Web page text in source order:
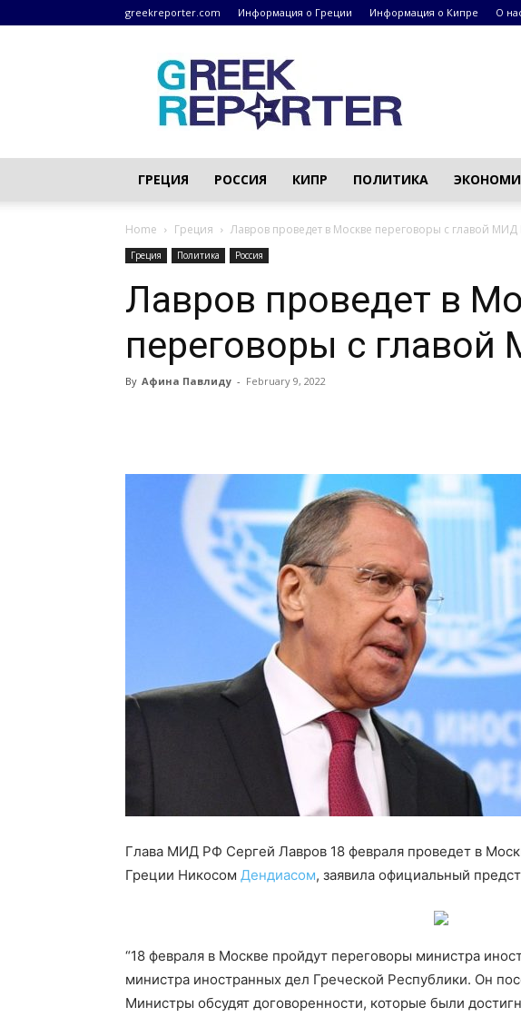
greekreporter.com Информация о Греции Информация о Кипре О
Греческие
новости
–
greekreporter.com
ГРЕЦИЯ РОССИЯ КИПР ПОЛИТИКА
Home Греция Лавров проведет в Москве переговоры с главой МИД
Греция Политика Россия
Лавров проведет в
переговоры с
By Афина Павлиду - February 9, 2022
Глава МИД РФ Сергей Лавров 18 февраля проведет в
Греции Никосом Дендиасом, заявила официальный
“18 февраля в Москве пройдут переговоры министра
министра иностранных дел Греческой Республики. Он
Министры обсудят договоренности, которые были